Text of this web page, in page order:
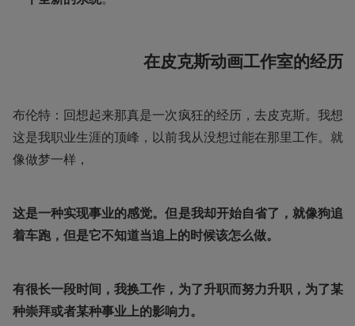
在皮克斯动画工作室的经历
布伦特：回想起来那真是一次疯狂的经历，去皮克斯。我想
这是我职业生涯的顶峰，以前我从没想过能在那里工作。就
像做梦一样，
这是一种实现事业的感觉。但是我却开始自省了，就像狗追
着车跑，但是它不知道当追上的时候该怎么做。
有很长一段时间，我换工作，为了升职而努力升职，为了某
种崇拜或者某种事业上的影响力。